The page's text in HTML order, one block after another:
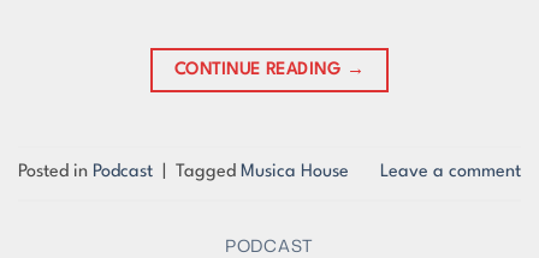
CONTINUE READING →
Posted in Podcast Tagged Musica House Leave a comment
PODCAST